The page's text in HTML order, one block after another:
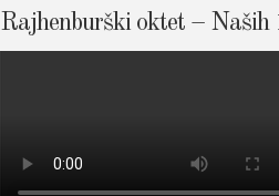
Rajhenburški oktet – Naših